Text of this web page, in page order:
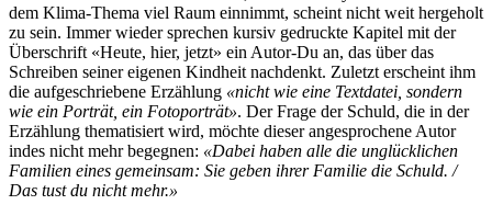
dem Klima-Thema viel Raum einnimmt, scheint nicht weit hergeholt
zu sein. Immer wieder sprechen kursiv gedruckte Kapitel mit der
Überschrift «Heute, hier, jetzt» ein Autor-Du an, das über das
Schreiben seiner eigenen Kindheit nachdenkt. Zuletzt erscheint ihm
die aufgeschriebene Erzählung «nicht wie eine Textdatei, sondern
wie ein Porträt, ein Fotoporträt». Der Frage der Schuld, die in der
Erzählung thematisiert wird, möchte dieser angesprochene Autor
indes nicht mehr begegnen: «Dabei haben alle die unglücklichen
Familien eines gemeinsam: Sie geben ihrer Familie die Schuld. /
Das tust du nicht mehr.»